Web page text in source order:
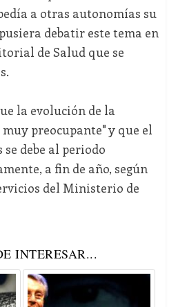
a otras autonomías su
debatir este tema en
de Salud que se
la evolución de la
preocupante" y que el
debe al periodo
a fin de año, según
del Ministerio de
INTERESAR...